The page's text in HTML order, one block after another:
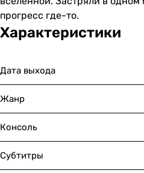
прогресс где-то.
Характеристики
Дата выхода
Жанр
Консоль
Субтитры